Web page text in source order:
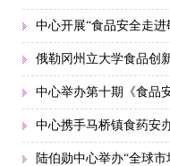
中心开展“食品安全走进
俄勒冈州立大学食品创
中心举办第十期《食品
中心携手马桥镇食药安
陆伯勋中心举办“全球